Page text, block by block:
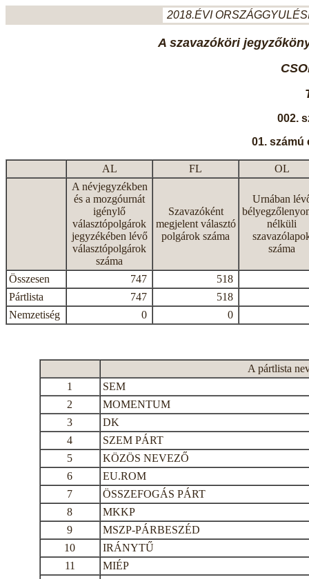
2018.ÉVI
A szavazóköri
002.
01. számú
AL FL
OL
A névjegyzékben
és a mozgóurnát
igénylő
választópolgárok
jegyzékében lévő
választópolgárok
száma
Szavazóként
megjelent választó
polgárok száma
Urnában
nélküli
száma
Összesen 747
518
Pártlista
747
518
Nemzetiség
0 0
A pártlista
1
SEM
2
MOMENTUM
3
DK
4
SZEM PÁRT
5
KÖZÖS NEVEZŐ
6
EU.ROM
7
ÖSSZEFOGÁS PÁRT
8
MKKP
9
MSZP-PÁRBESZÉD
10
IRÁNYTŰ
11
MIÉP